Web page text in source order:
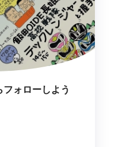
ォローしよう